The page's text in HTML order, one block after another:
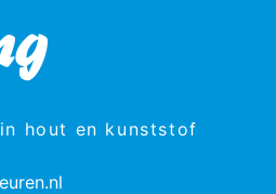
hout en kunststof